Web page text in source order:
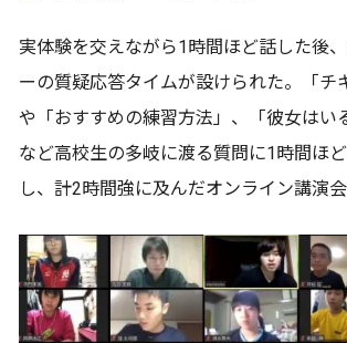
実体験を交えながら1時間ほど話した後
ーの質疑応答タイムが設けられた。「チ
や「おすすめの練習方法」、「彼女はい
など高校生の多岐に渡る質問に1時間ほ
し、計2時間強に及んだオンライン講演会